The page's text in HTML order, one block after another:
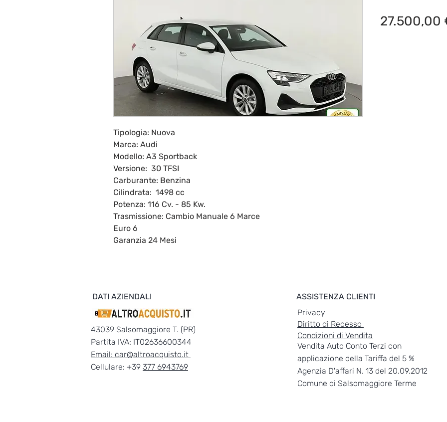
Tipologia: Nuova
Marca: Audi
Modello: A3 Sportback
Versione: 30 TFSI
Carburante: Benzina
Cilindrata: 1498 cc
Potenza: 116 Cv. - 85 Kw.
Trasmissione: Cambio Manuale 6 Marce
Euro 6
Garanzia 24 Mesi
27.500,00
DATI AZIENDALI
43039 Salsomaggiore T. (PR)
Partita IVA: IT02636600344
Email: car@altroacquisto.it
Cellulare: +39 377 6943769
ASSISTENZA CLIENTI
Privacy
Diritto di Recesso
Condizioni di Vendita
Vendita Auto Conto Terzi con
applicazione della Tariffa del 5 %
Agenzia D'affari N. 13 del 20.09.2012
Comune di Salsomaggiore Terme